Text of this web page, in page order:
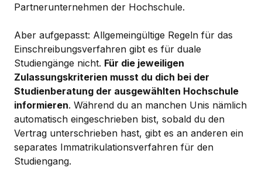
Partnerunternehmen der Hochschule.
Aber aufgepasst: Allgemeingültige Regeln für das
Einschreibungsverfahren gibt es für duale
Studiengänge nicht. Für die jeweiligen
Zulassungskriterien musst du dich bei der
Studienberatung der ausgewählten Hochschule
informieren. Während du an manchen Unis nämlich
automatisch eingeschrieben bist, sobald du den
Vertrag unterschrieben hast, gibt es an anderen ein
separates Immatrikulationsverfahren für den
Studiengang.